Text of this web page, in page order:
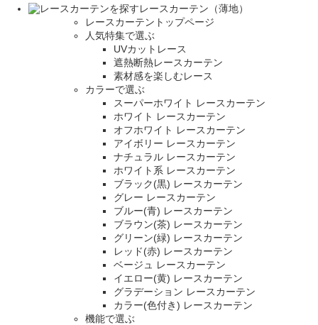
レースカーテン（薄地）
レースカーテントップページ
人気特集で選ぶ
UVカットレース
遮熱断熱レースカーテン
素材感を楽しむレース
カラーで選ぶ
スーパーホワイト レースカーテン
ホワイト レースカーテン
オフホワイト レースカーテン
アイボリー レースカーテン
ナチュラル レースカーテン
ホワイト系 レースカーテン
ブラック(黒) レースカーテン
グレー レースカーテン
ブルー(青) レースカーテン
ブラウン(茶) レースカーテン
グリーン(緑) レースカーテン
レッド(赤) レースカーテン
ベージュ レースカーテン
イエロー(黄) レースカーテン
グラデーション レースカーテン
カラー(色付き) レースカーテン
機能で選ぶ